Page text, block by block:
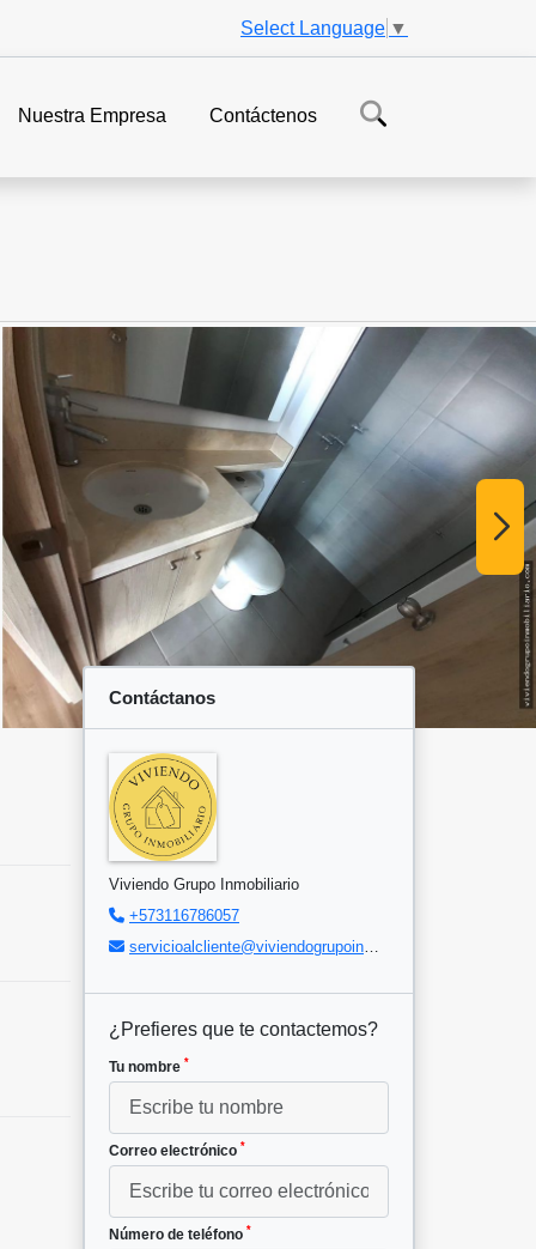
Select Language ▼
Nuestra Empresa Contáctenos
Contáctanos
Viviendo Grupo Inmobiliario
+573116786057
servicioalcliente@viviendogrupoinmobiliario.com
¿Prefieres que te contactemos?
Tu nombre *
Correo electrónico *
Número de teléfono *